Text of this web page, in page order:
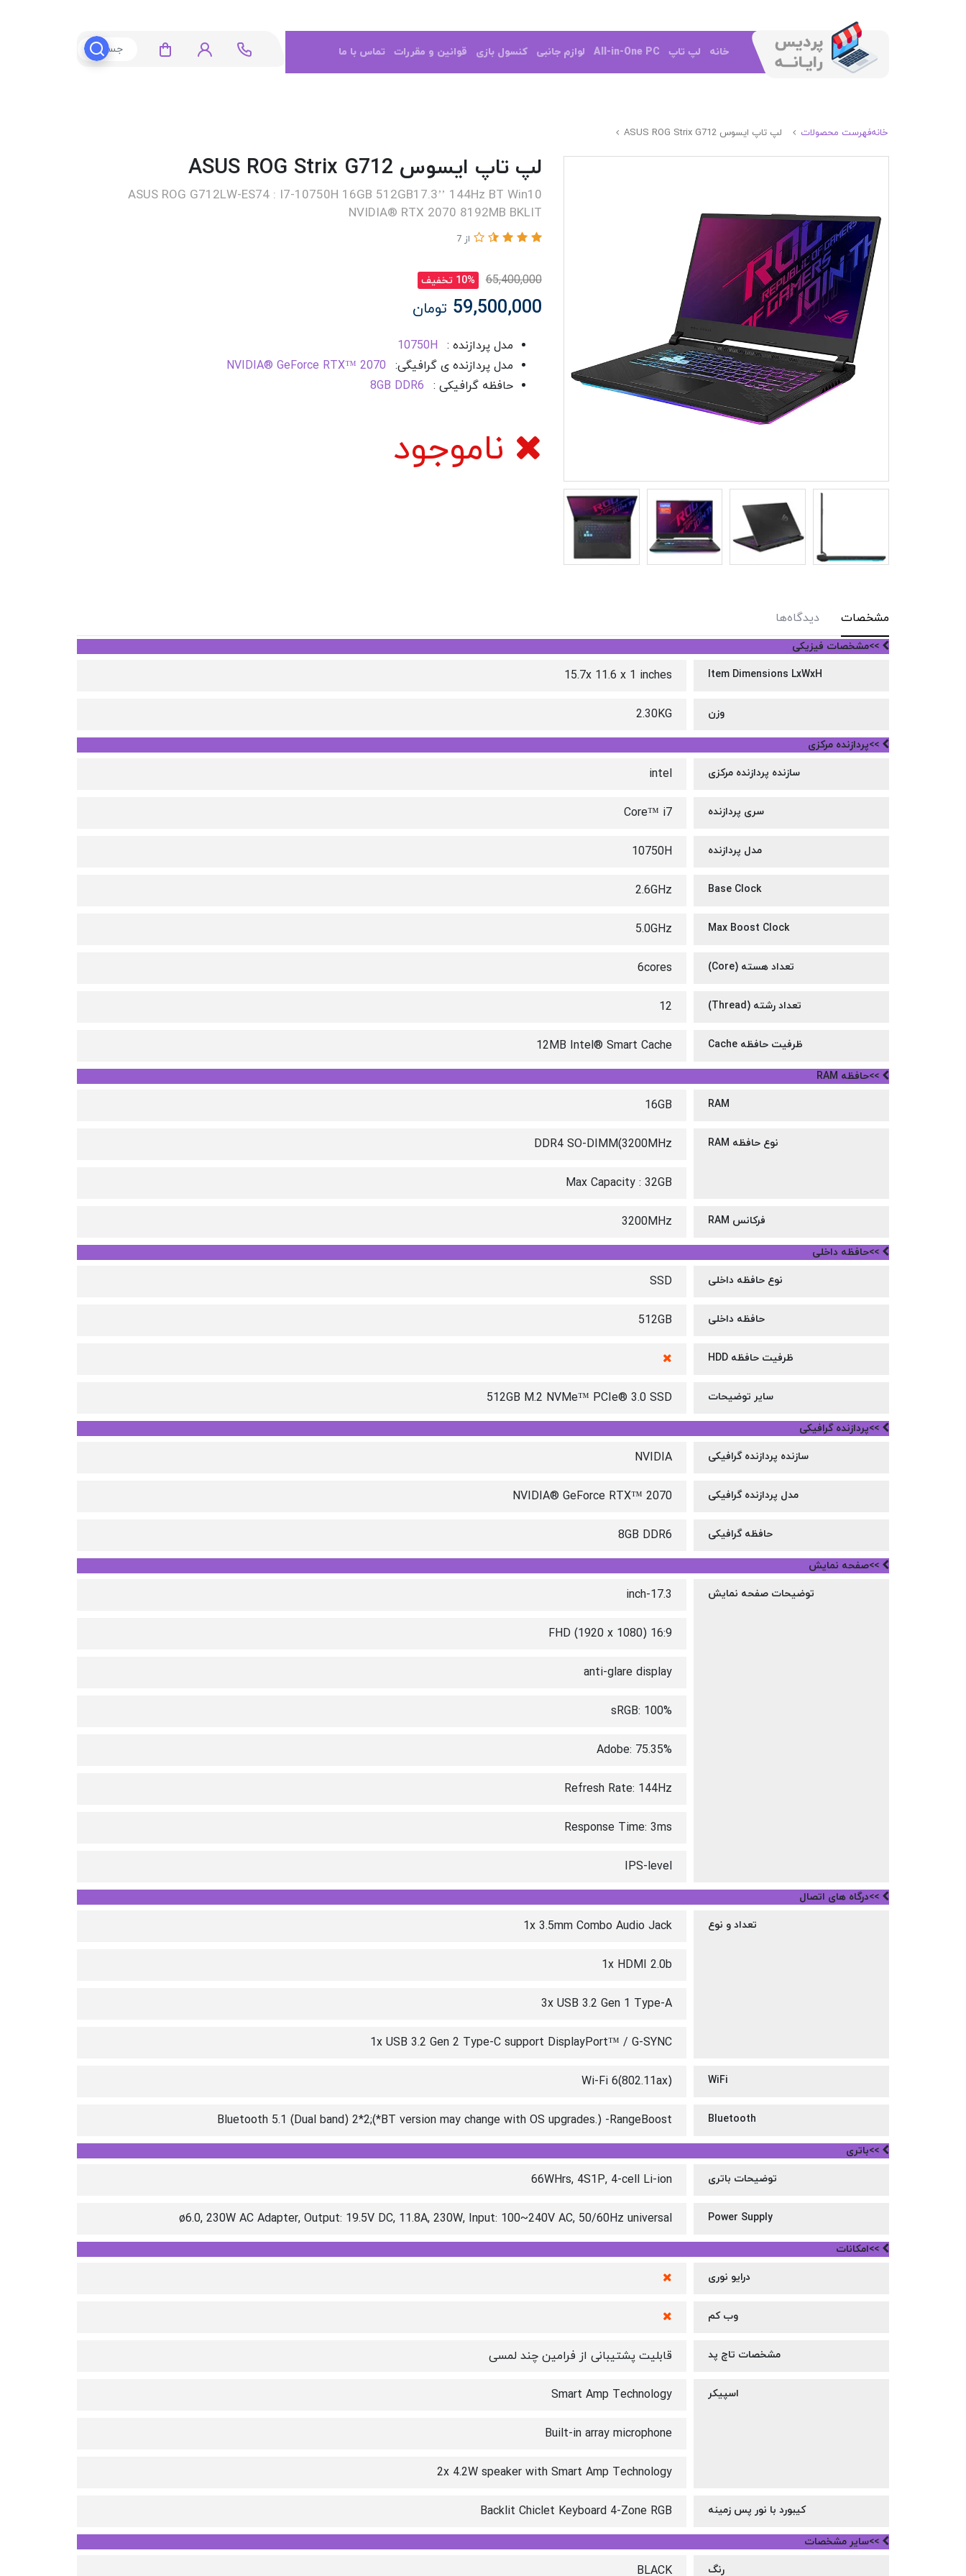
خانه لپ تاپ All-in-One PC لوازم جانبی کنسول بازی قوانین و مقررات تماس با ما
خانهفهرست محصولات لپ تاپ ایسوس ASUS ROG Strix G712
لپ تاپ ایسوس ASUS ROG Strix G712
ASUS ROG G712LW-ES74 : I7-10750H 16GB 512GB17.3’’ 144Hz BT Win10
NVIDIA® RTX 2070 8192MB BKLIT
از 7
65,400,000 10% تخفیف
59,500,000 تومان
مدل پردازنده :
10750H
مدل پردازنده ی گرافیگی:
NVIDIA® GeForce RTX™ 2070
حافظه گرافیکی :
8GB DDR6
ناموجود
مشخصات دیدگاه‌ها
>>مشخصات فیزیکی
Item Dimensions LxWxH
15.7x 11.6 x 1 inches
وزن 2.30KG
>>پردازنده مرکزی
سازنده پردازنده مرکزی intel
سری پردازنده Core™ i7
مدل پردازنده 10750H
Base Clock
2.6GHz
Max Boost Clock
5.0GHz
تعداد هسته (Core) 6cores
تعداد رشته (Thread) 12
ظرفیت حافظه Cache 12MB Intel® Smart Cache
>>حافظه RAM
RAM
16GB
نوع حافظه RAM DDR4 SO-DIMM(3200MHz
Max Capacity : 32GB
فرکانس RAM 3200MHz
>>حافظه داخلی
نوع حافظه داخلی SSD
حافظه داخلی 512GB
ظرفیت حافظه HDD
سایر توضیحات 512GB M.2 NVMe™ PCIe® 3.0 SSD
>>پردازنده گرافیکی
سازنده پردازنده گرافیکی NVIDIA
مدل پردازنده گرافیکی NVIDIA® GeForce RTX™ 2070
حافظه گرافیکی 8GB DDR6
>>صفحه نمایش
توضیحات صفحه نمایش 17.3-inch
FHD (1920 x 1080) 16:9
anti-glare display
sRGB: 100%
Adobe: 75.35%
Refresh Rate: 144Hz
Response Time: 3ms
IPS-level
>>درگاه های اتصال
تعداد و نوع 1x 3.5mm Combo Audio Jack
1x HDMI 2.0b
3x USB 3.2 Gen 1 Type-A
1x USB 3.2 Gen 2 Type-C support DisplayPort™ / G-SYNC
WiFi
Wi-Fi 6(802.11ax)
Bluetooth
Bluetooth 5.1 (Dual band) 2*2;(*BT version may change with OS upgrades.) -RangeBoost
>>باتری
توضیحات باتری 66WHrs, 4S1P, 4-cell Li-ion
Power Supply
ø6.0, 230W AC Adapter, Output: 19.5V DC, 11.8A, 230W, Input: 100~240V AC, 50/60Hz universal
>>امکانات
درایو نوری
وب کم
مشخصات تاچ پد قابلیت پشتیبانی از فرامین چند لمسی
اسپیکر Smart Amp Technology
Built-in array microphone
2x 4.2W speaker with Smart Amp Technology
کیبورد با نور پس زمینه Backlit Chiclet Keyboard 4-Zone RGB
>>سایر مشخصات
رنگ BLACK